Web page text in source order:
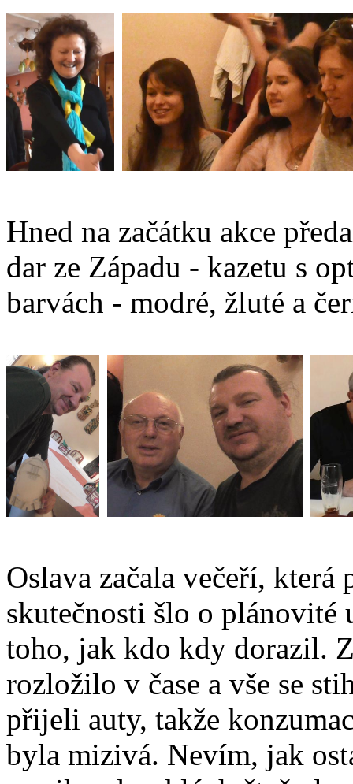
Hned na začátku akce
dar ze Západu - kazetu s
barvách - modré, žluté a
Oslava začala večeří,
skutečnosti šlo o plánovité
toho, jak kdo kdy dorazil.
rozložilo v čase a vše se
přijeli auty, takže
byla mizivá. Nevím, jak